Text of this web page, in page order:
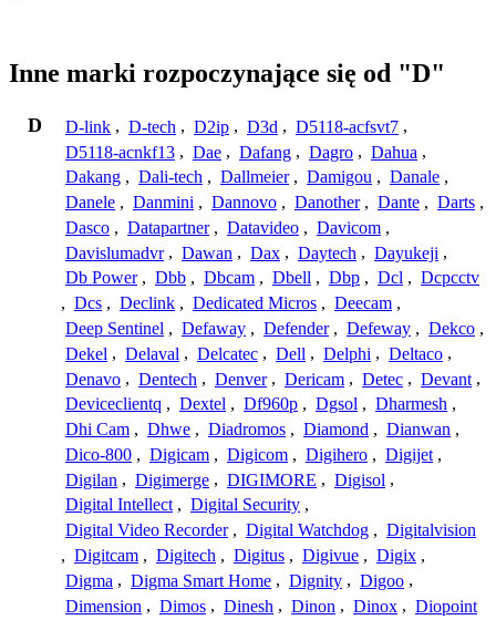
Inne marki rozpoczynające się od "D"
D D-link , D-tech , D2ip , D3d , D5118-acfsvt7 ,
D5118-acnkf13 , Dae , Dafang , Dagro , Dahua ,
Dakang , Dali-tech , Dallmeier , Damigou , Danale ,
Danele , Danmini , Dannovo , Danother , Dante , Darts ,
Dasco , Datapartner , Datavideo , Davicom ,
Davislumadvr , Dawan , Dax , Daytech , Dayukeji ,
Db Power , Dbb , Dbcam , Dbell , Dbp , Dcl , Dcpcctv
, Dcs , Declink , Dedicated Micros , Deecam ,
Deep Sentinel , Defaway , Defender , Defeway , Dekco ,
Dekel , Delaval , Delcatec , Dell , Delphi , Deltaco ,
Denavo , Dentech , Denver , Dericam , Detec , Devant ,
Deviceclientq , Dextel , Df960p , Dgsol , Dharmesh ,
Dhi Cam , Dhwe , Diadromos , Diamond , Dianwan ,
Dico-800 , Digicam , Digicom , Digihero , Digijet ,
Digilan , Digimerge , DIGIMORE , Digisol ,
Digital Intellect , Digital Security ,
Digital Video Recorder , Digital Watchdog , Digitalvision
, Digitcam , Digitech , Digitus , Digivue , Digix ,
Digma , Digma Smart Home , Dignity , Digoo ,
Dimension , Dimos , Dinesh , Dinon , Dinox , Diopoint